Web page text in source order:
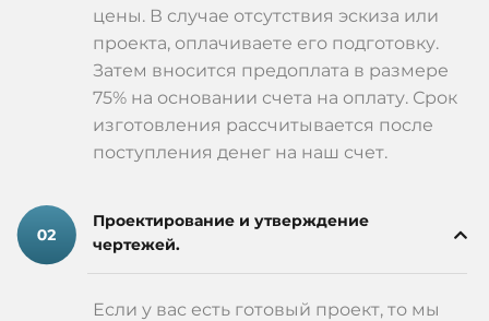
цены. В случае отсутствия эскиза или
проекта, оплачиваете его подготовку.
Затем вносится предоплата в размере
75% на основании счета на оплату. Срок
изготовления рассчитывается после
поступления денег на наш счет.
Проектирование и утверждение
чертежей.
Если у вас есть готовый проект, то мы